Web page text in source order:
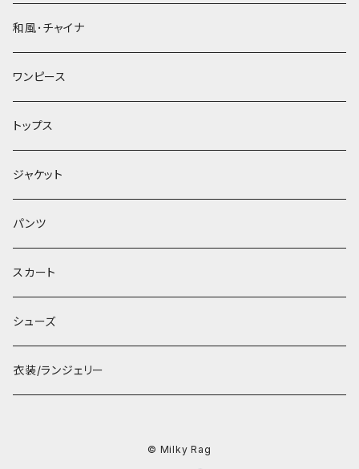
和風･チャイナ
ワンピース
トップス
ジャケット
パンツ
スカート
シューズ
衣装/ランジェリー
© Milky Rag